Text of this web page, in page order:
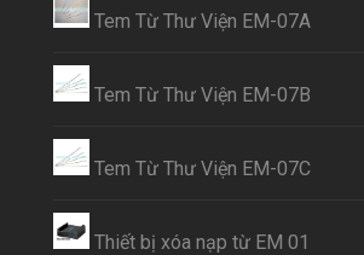
Tem Từ Thư Viện EM-07A
Tem Từ Thư Viện EM-07B
Tem Từ Thư Viện EM-07C
Thiết bị xóa nạp từ EM 01